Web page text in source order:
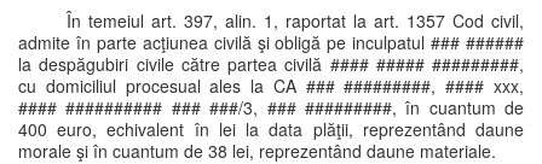
În temeiul art. 397, alin. 1, raportat la art. 1357 Cod civil,
admite în parte acţiunea civilă şi obligă pe inculpatul ### ######
la despăgubiri civile către partea civilă #### ##### #########,
cu domiciliul procesual ales la CA ### #########, #### xxx,
#### ########## ### ###/3, ### #########, în cuantum de
400 euro, echivalent în lei la data plăţii, reprezentând daune
morale şi în cuantum de 38 lei, reprezentând daune materiale.